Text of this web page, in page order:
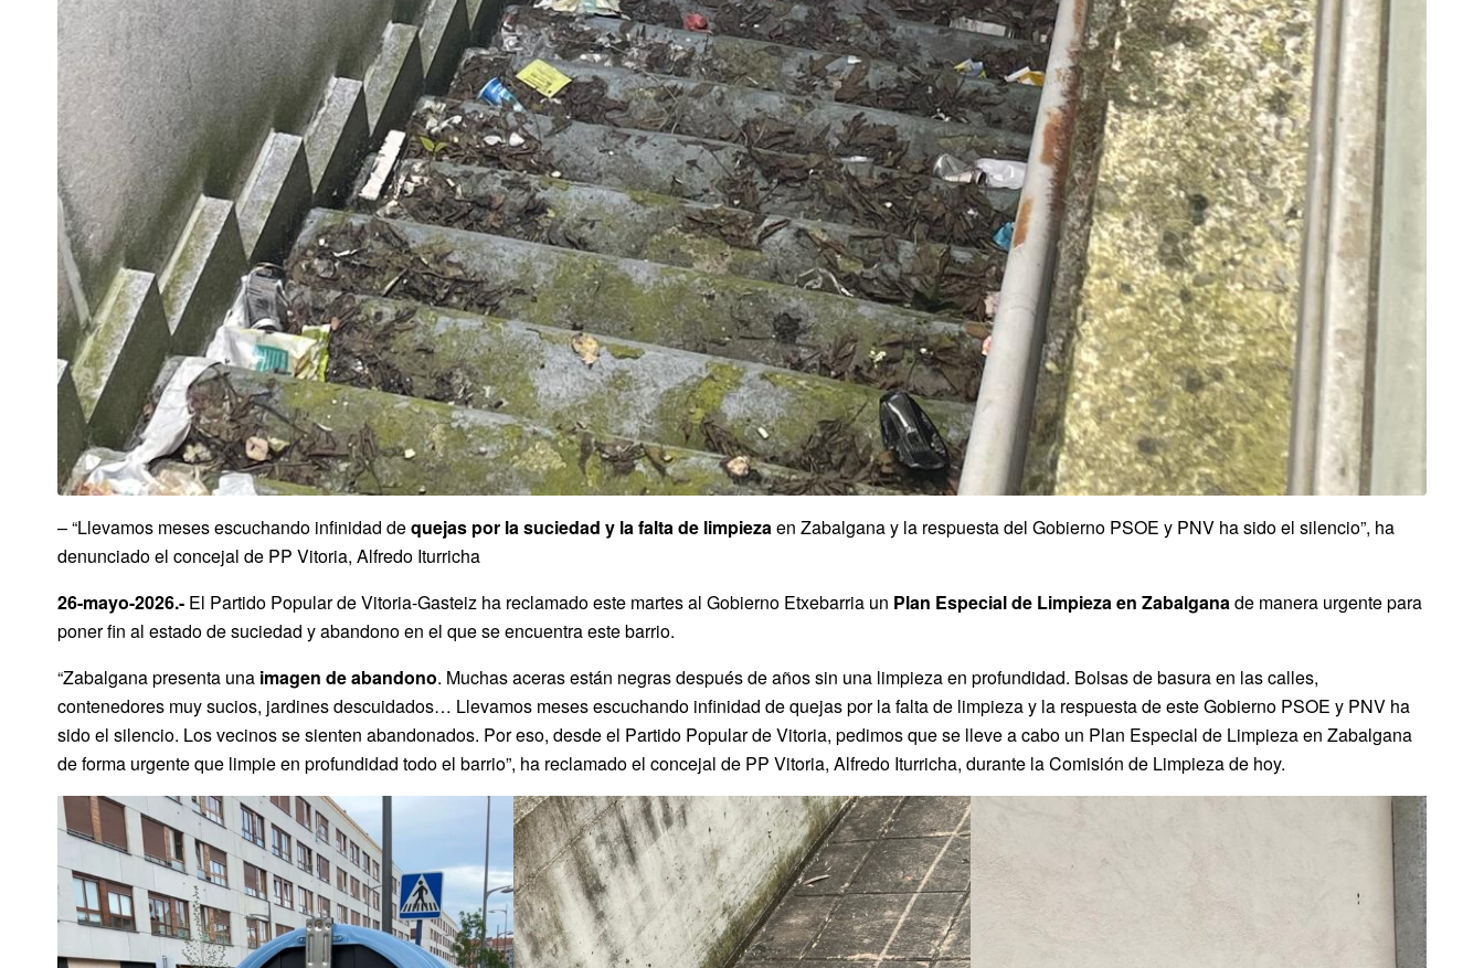
– “Llevamos meses escuchando infinidad dequejas por la suciedad y la falta de limpiezaen Zabalgana y la respuesta del Gobierno PSOE y PNV ha sido el silencio”, ha
denunciado el concejal de PP Vitoria, Alfredo Iturricha
26-mayo-2026.- El Partido Popular de Vitoria-Gasteiz ha reclamado este martes al Gobierno Etxebarria un Plan Especial de Limpieza en Zabalganade manera urgente para
poner fin al estado de suciedad y abandono en el que se encuentra este barrio.
“Zabalgana presenta una imagen de abandono. Muchas aceras están negras después de años sin una limpieza en profundidad. Bolsas de basura en las calles,
contenedores muy sucios, jardines descuidados… Llevamos meses escuchando infinidad de quejas por la falta de limpieza y la respuesta de este Gobierno PSOE y PNV ha
sido el silencio. Los vecinos se sienten abandonados. Por eso, desde el Partido Popular de Vitoria, pedimos que se lleve a cabo un Plan Especial de Limpieza en Zabalgana
de forma urgente que limpie en profundidad todo el barrio”, ha reclamado el concejal de PP Vitoria, Alfredo Iturricha, durante la Comisión de Limpieza de hoy.